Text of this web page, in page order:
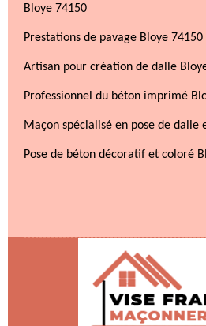
Bloye 74150
Prestations de pavage Bloye 74150
Artisan pour création de dalle
Professionnel du béton imprimé
Maçon spécialisé en pose de dalle
Pose de béton décoratif et coloré